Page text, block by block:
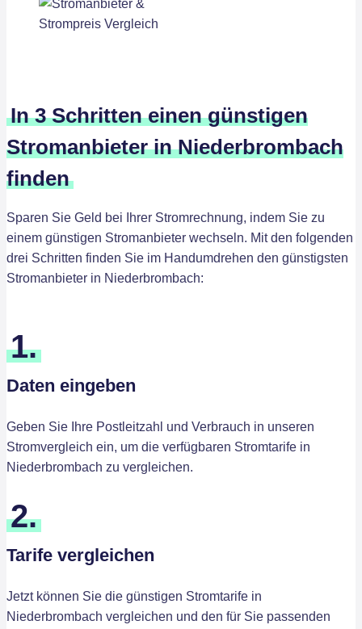
In 3 Schritten einen günstigen
Stromanbieter in Niederbrombach
finden
Sparen Sie Geld bei Ihrer Stromrechnung, indem Sie zu
einem günstigen Stromanbieter wechseln. Mit den folgenden
drei Schritten finden Sie im Handumdrehen den günstigsten
Stromanbieter in Niederbrombach:
1.
Daten eingeben
Geben Sie Ihre Postleitzahl und Verbrauch in unseren
Stromvergleich ein, um die verfügbaren Stromtarife in
Niederbrombach zu vergleichen.
2.
Tarife vergleichen
Jetzt können Sie die günstigen Stromtarife in
Niederbrombach vergleichen und den für Sie passenden